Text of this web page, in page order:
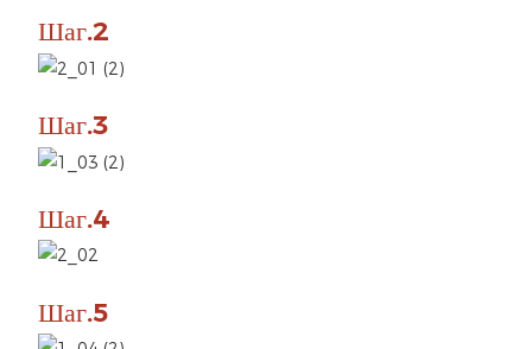
Шаг.2
Шаг.3
Шаг.4
Шаг.5